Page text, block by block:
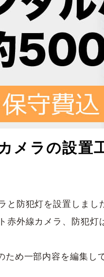
メラの設置
と防犯灯を設置しまし
赤外線カメラ、防犯
め一部内容を編集し